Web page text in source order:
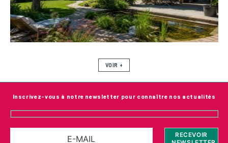
VOIR +
Inscrivez-vous à notre newsletter pour connaître nos actualités